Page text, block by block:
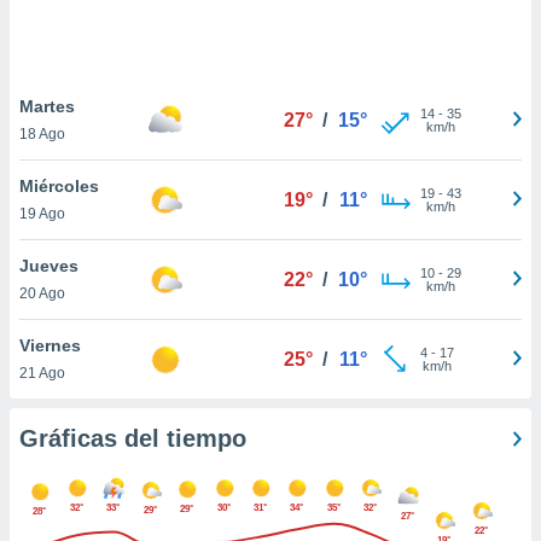
únicos
similares
como
IP
de
traten tus
a lo que
Para
Martes
18 Ago
27° / 15° 14- 35
km/h
Miércoles
19 Ago
19° / 11° 19- 43
km/h
Jueves
20 Ago
22° / 10° 10- 29
km/h
Viernes
21 Ago
25° / 11° 4- 17
km/h
Gráficas del tiempo
28° 32° 33° 29° 29° 30° 31° 34° 35° 32°
27°
22°